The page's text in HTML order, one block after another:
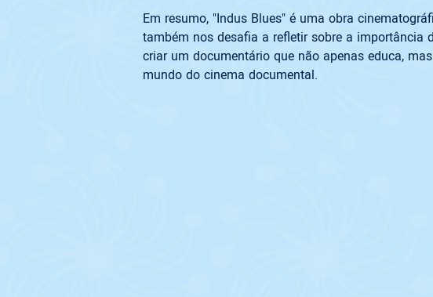
Em resumo, "Indus Blues" é uma obra
também nos desafia a refletir sobre a importância
criar um documentário que não apenas educa,
mundo do cinema documental.